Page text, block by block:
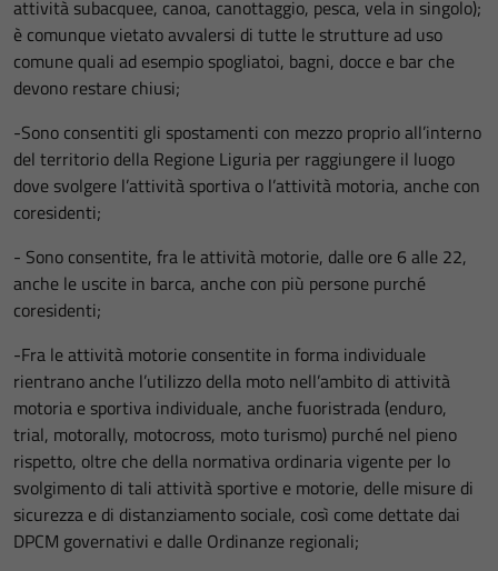
attività subacquee, canoa, canottaggio, pesca, vela in singolo);
è comunque vietato avvalersi di tutte le strutture ad uso
comune quali ad esempio spogliatoi, bagni, docce e bar che
devono restare chiusi;
-Sono consentiti gli spostamenti con mezzo proprio all’interno
del territorio della Regione Liguria per raggiungere il luogo
dove svolgere l’attività sportiva o l’attività motoria, anche con
coresidenti;
- Sono consentite, fra le attività motorie, dalle ore 6 alle 22,
anche le uscite in barca, anche con più persone purché
coresidenti;
-Fra le attività motorie consentite in forma individuale
rientrano anche l’utilizzo della moto nell’ambito di attività
motoria e sportiva individuale, anche fuoristrada (enduro,
trial, motorally, motocross, moto turismo) purché nel pieno
rispetto, oltre che della normativa ordinaria vigente per lo
svolgimento di tali attività sportive e motorie, delle misure di
sicurezza e di distanziamento sociale, così come dettate dai
DPCM governativi e dalle Ordinanze regionali;